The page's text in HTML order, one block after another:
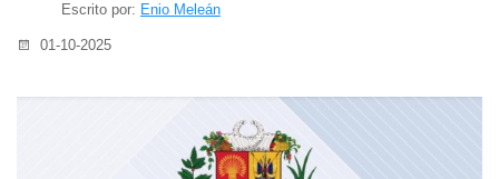
Escrito por: Enio Meleán
01-10-2025